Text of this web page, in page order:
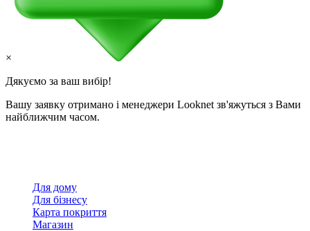
×
Дякуємо за ваш вибір!
Вашу заявку отримано і менеджери Looknet зв'яжуться з Вами
найближчим часом.
Для дому
Для бізнесу
Карта покриття
Магазин